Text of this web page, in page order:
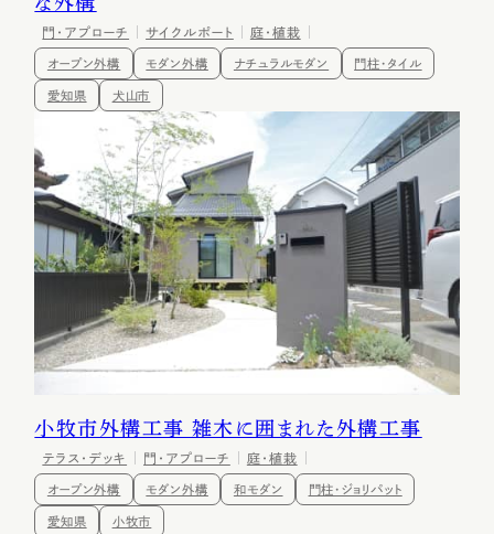
門・アプローチ サイクルポート 庭・植栽
オープン外構 モダン外構 ナチュラルモダン 門柱・タイル
愛知県 犬山市
小牧市外構工事 雑木に囲まれた外構工事
テラス・デッキ 門・アプローチ 庭・植栽
オープン外構 モダン外構 和モダン 門柱・ジョリパット
愛知県 小牧市